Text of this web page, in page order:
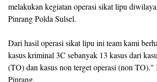
melakukan kegiatan operasi sikat lipu
Pinrang Polda Sulsel.
Dari hasil operasi sikat lipu ini team kami
kasus kriminal 3C sebanyak 13 kasus dari
(TO) dan kasus non terget operasi (non TO)."
Pinrang.